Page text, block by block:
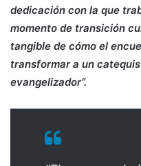
dedicación con la que
momento de transición
tangible de cómo el
transformar a un
evangelizador”.